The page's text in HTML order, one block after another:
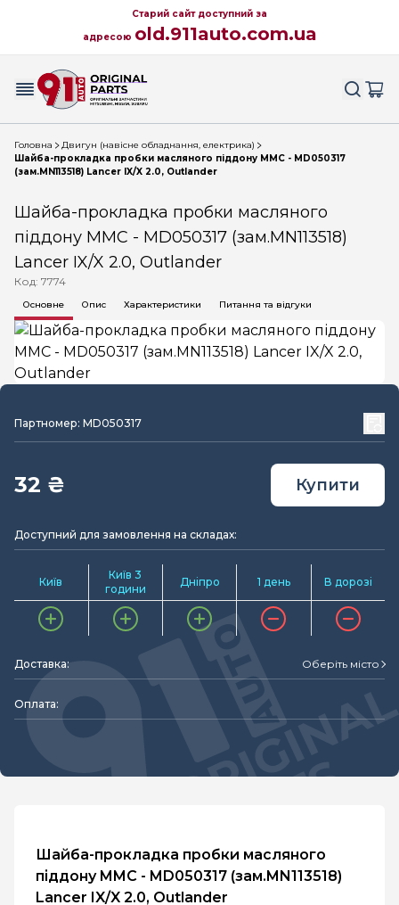
Старий сайт доступний за
адресою old.911auto.com.ua
Головна
Двигун (навісне обладнання, електрика)
Шайба-прокладка пробки масляного піддону MMC - MD050317
(зам.MN113518) Lancer IX/X 2.0, Outlander
Шайба-прокладка пробки масляного
піддону MMC - MD050317 (зам.MN113518)
Lancer IX/X 2.0, Outlander
Код: 7774
Основне Опис Характеристики Питання та відгуки
Партномер: MD050317
32 ₴ Купити
Доступний для замовлення на складах:
Київ
Київ 3
години
Дніпро 1 день В дорозі
Доставка: Оберіть місто
Оплата:
Шайба-прокладка пробки масляного
піддону MMC - MD050317 (зам.MN113518)
Lancer IX/X 2.0, Outlander